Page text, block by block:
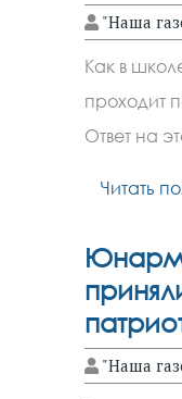
"Наша
Как в
проходит
Ответ на
Читать
"Наша